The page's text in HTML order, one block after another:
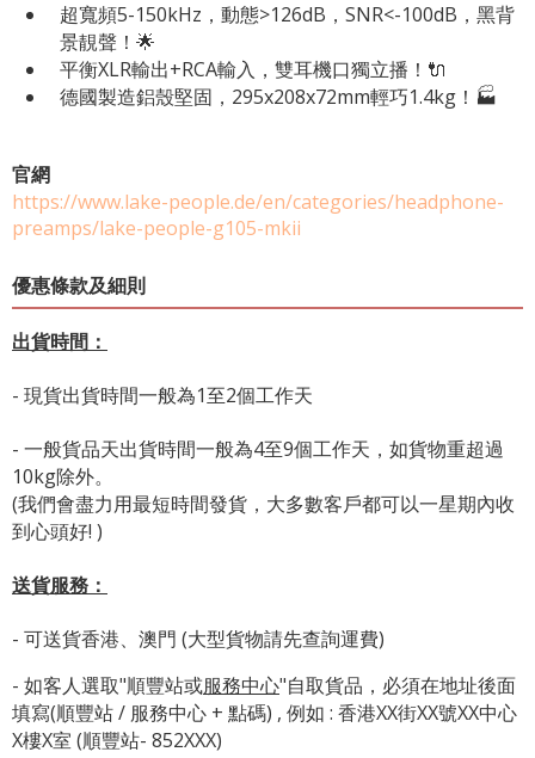
超寬頻5-150kHz，動態>126dB，SNR<-100dB，黑背
景靚聲！🌟
平衡XLR輸出+RCA輸入，雙耳機口獨立播！🔌
德國製造鋁殼堅固，295x208x72mm輕巧1.4kg！🏭
官網
https://www.lake-people.de/en/categories/headphone-
preamps/lake-people-g105-mkii
優惠條款及細則
出貨時間：
- 現貨出貨時間一般為1至2個工作天
- 一般貨品天出貨時間一般為4至9個工作天，如貨物重超過
10kg除外。
(我們會盡力用最短時間發貨，大多數客戶都可以一星期內收
到心頭好! )
送貨服務：
- 可送貨香港、澳門 (大型貨物請先查詢運費)
- 如客人選取"順豐站或服務中心"自取貨品，必須在地址後面
填寫(順豐站 / 服務中心 + 點碼) , 例如 : 香港XX街XX號XX中心
X樓X室 (順豐站- 852XXX)